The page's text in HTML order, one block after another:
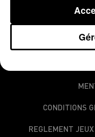
CONDITIONS
REGLEMENT JEUX